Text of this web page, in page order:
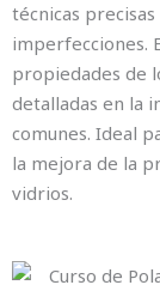
técnicas
imperfecciones.
propiedades de
detalladas en la
comunes. Ideal
la mejora de la
vidrios.